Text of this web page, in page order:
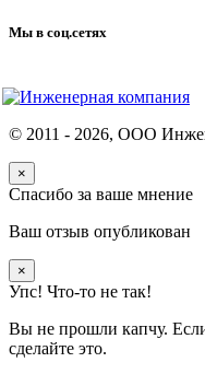
Мы в соц.сетях
© 2011 - 2026, ООО
×
Спасибо за ваше мнение
Ваш отзыв опубликован
×
Упс! Что-то не так!
Вы не прошли капчу.
сделайте это.